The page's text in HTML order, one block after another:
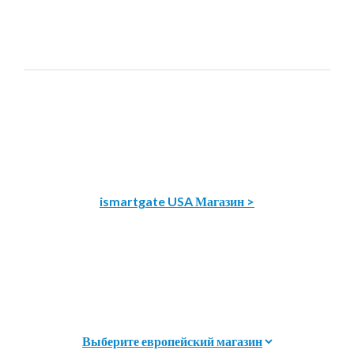
ismartgate USA Магазин >